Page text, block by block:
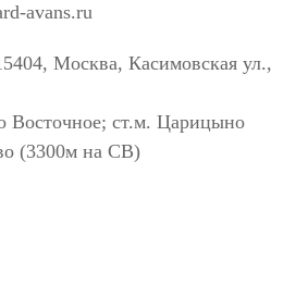
avans.ru
Москва, Касимовская ул.,
ст.м. Царицыно
(3300м на СВ)